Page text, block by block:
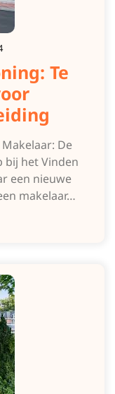
Te
De
bij het Vinden
een nieuwe
makelaar…